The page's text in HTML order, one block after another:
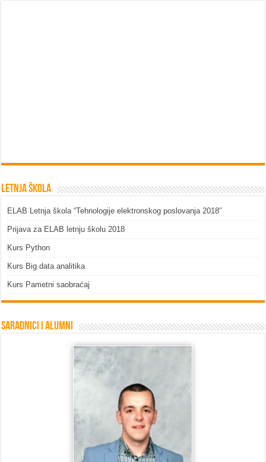
Letnja škola
ELAB Letnja škola “Tehnologije elektronskog poslovanja 2018″
Prijava za ELAB letnju školu 2018
Kurs Python
Kurs Big data analitika
Kurs Pametni saobraćaj
Saradnici i Alumni